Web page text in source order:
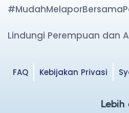
Lindungi Perempuan dan
FAQ Kebijakan Privasi